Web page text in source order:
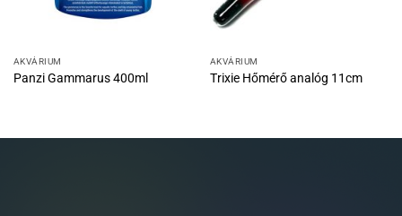
AKVÁRIUM
Panzi Gammarus 400ml
AKVÁRIUM
Trixie Hőmérő analóg 11cm